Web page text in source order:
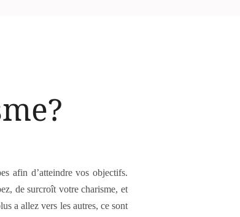
afin d’atteindre vos objectifs.
de surcroît votre charisme, et
a allez vers les autres, ce sont